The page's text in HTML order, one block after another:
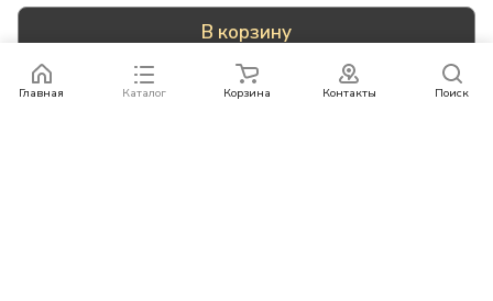
В корзину
Главная Каталог Корзина Контакты Поиск